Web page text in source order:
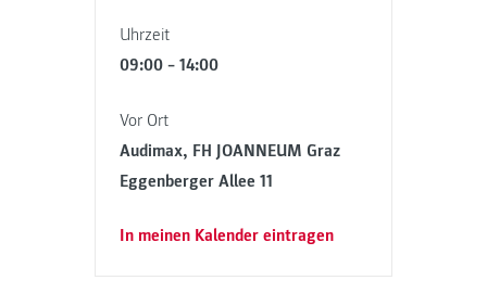
Uhrzeit
09:00 – 14:00
Vor Ort
Audimax, FH JOANNEUM Graz
Eggenberger Allee 11
In meinen Kalender eintragen